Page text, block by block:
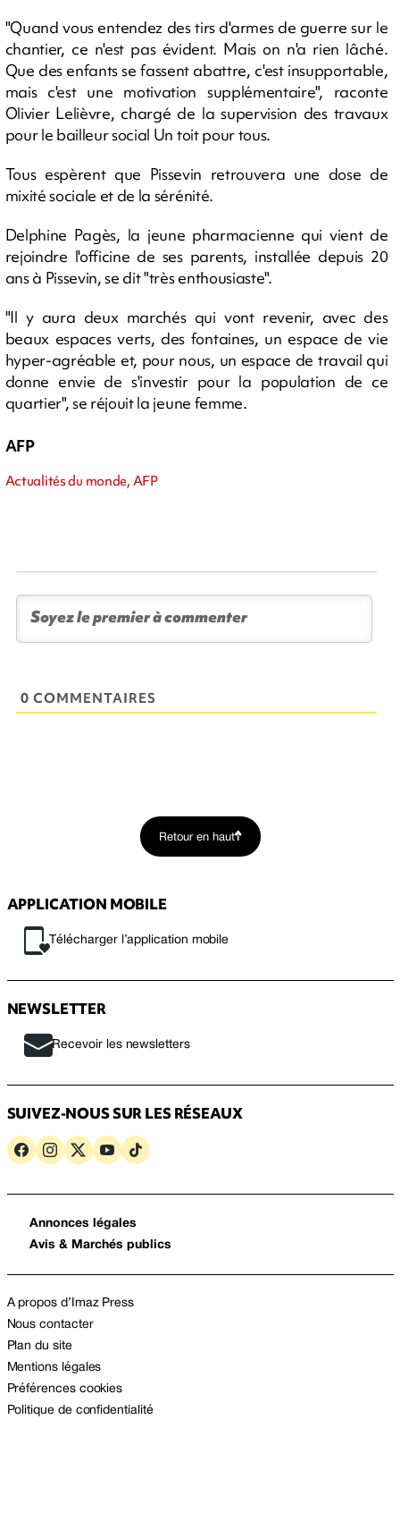
"Quand vous entendez des tirs d'armes de guerre sur le
chantier, ce n'est pas évident. Mais on n'a rien lâché.
Que des enfants se fassent abattre, c'est insupportable,
mais c'est une motivation supplémentaire", raconte
Olivier Lelièvre, chargé de la supervision des travaux
pour le bailleur social Un toit pour tous.
Tous espèrent que Pissevin retrouvera une dose de
mixité sociale et de la sérénité.
Delphine Pagès, la jeune pharmacienne qui vient de
rejoindre l'officine de ses parents, installée depuis 20
ans à Pissevin, se dit "très enthousiaste".
"Il y aura deux marchés qui vont revenir, avec des
beaux espaces verts, des fontaines, un espace de vie
hyper-agréable et, pour nous, un espace de travail qui
donne envie de s'investir pour la population de ce
quartier", se réjouit la jeune femme.
AFP
Actualités du monde, AFP
0 COMMENTAIRES
Retour en haut
APPLICATION MOBILE
Télécharger l’application mobile
NEWSLETTER
Recevoir les newsletters
SUIVEZ-NOUS SUR LES RÉSEAUX
Annonces légales
Avis & Marchés publics
A propos d’Imaz Press
Nous contacter
Plan du site
Mentions légales
Préférences cookies
Politique de confidentialité